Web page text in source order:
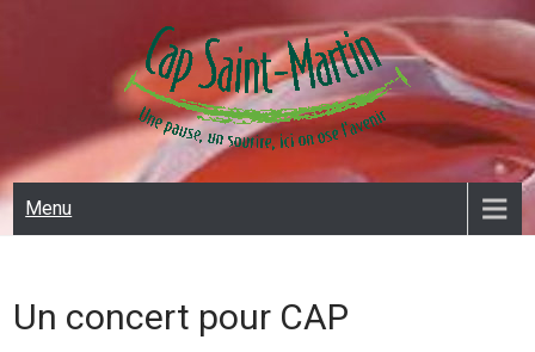
CAP SAINT MARTIN
Menu
Un concert pour CAP